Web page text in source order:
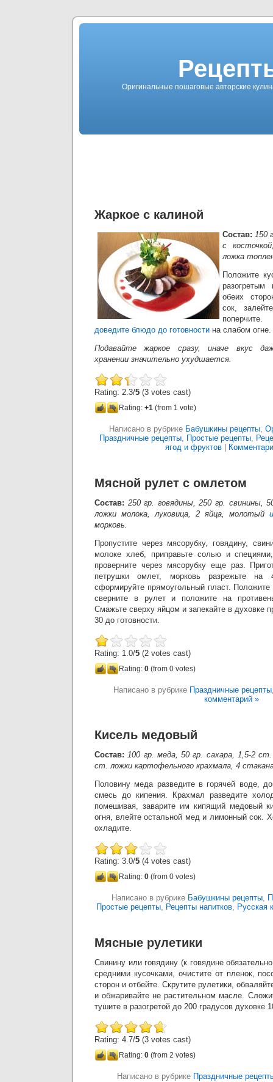
Оригинальные пошаговые авторские
Жаркое с калиной
Состав:150
с
ложка
Положите
обеих
сок,
доведите блюдо до готовности на слабом огне.
Подавайте жаркое сразу, иначе вкус
хранении значительно ухудшается.
Rating: 2.3/5 (3 votes cast)
Rating: +1 (from 1 vote)
Написано в рубрике Бабушкины рецепты,
Праздничные рецепты, Простые рецепты,
ягод и фруктов
Мясной рулет с омлетом
Состав: 250 гр. говядины, 250 гр. свинины,
ложки молока, луковица, 2 яйца, молотый
морковь.
Пропустите через мясорубку, говядину,
молоке хлеб, приправьте солью и
проверните через мясорубку еще раз.
петрушки омлет, морковь разрежьте
сформируйте прямоугольный пласт.
сверните в рулет и положите на
Смажьте сверху яйцом и запекайте в духовке
30 до готовности.
Rating: 1.0/5 (2 votes cast)
Rating: 0 (from 0 votes)
Написано в рубрике Праздничные рецепты
комментарий »
Кисель медовый
Состав:100 гр. меда, 50 гр. сахара, 1,5-2
ст. ложки картофельного крахмала, 4
Половину меда разведите в горячей воде,
смесь до кипения. Крахмал разведите
помешивая, заварите им кипящий медовый
огня, влейте остальной мед и лимонный сок.
охладите.
Rating: 3.0/5 (4 votes cast)
Rating: 0 (from 0 votes)
Написано в рубрике Бабушкины рецепты,
Простые рецепты, Рецепты напитков, Русская
Мясные рулетики
Свинину или говядину (к говядине
средними кусочками, очистите от пленок,
сторон и отбейте. Скрутите рулетики,
и обжаривайте не растительном масле.
тушите в разогретой до 200 градусов духовке
Rating: 4.7/5 (3 votes cast)
Rating: 0 (from 2 votes)
Написано в рубрике Праздничные